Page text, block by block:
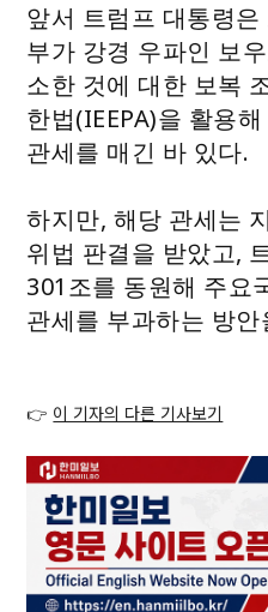
앞서 트럼프 대통령
부가 강경 우파인 보
소한 것에 대한 보복
한법(IEEPA)을 활용
관세를 매긴 바 있다.
하지만, 해당 관세는
위법 판결을 받았고,
301조를 동원해 주요
관세를 부과하는 방
👉 이 기자의 다른 기사보기